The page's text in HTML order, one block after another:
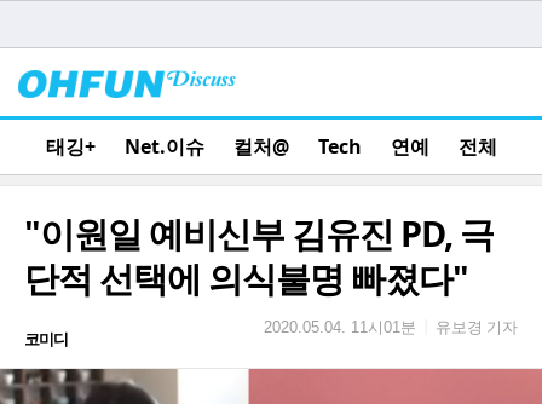
태깅+ Net.이슈 컬처@ Tech 연예 전체
"이원일 예비신부 김유진 PD, 극
단적 선택에 의식불명 빠졌다"
코미디
2020.05.04. 11시01분 유보경 기자